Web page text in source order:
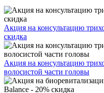
Акция на консультацию
скидка
Акция на консультацию
волосистой части головы